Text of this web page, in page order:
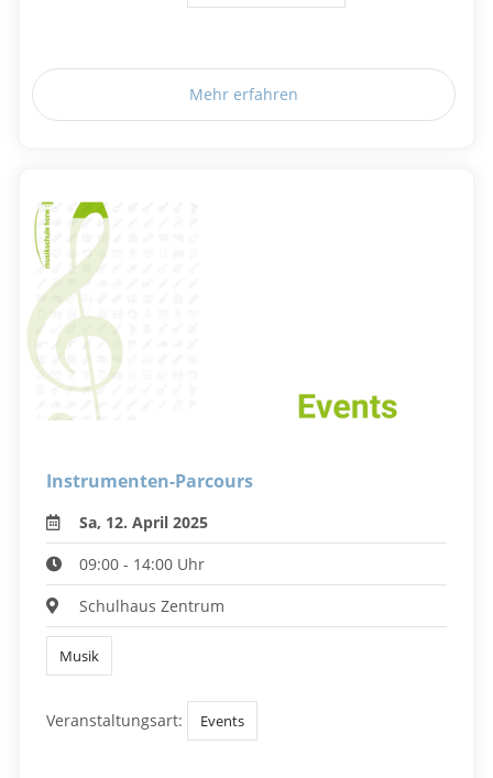
Mehr erfahren
Instrumenten-Parcours
Sa, 12. April 2025
09:00 - 14:00 Uhr
Schulhaus Zentrum
Musik
Veranstaltungsart: Events